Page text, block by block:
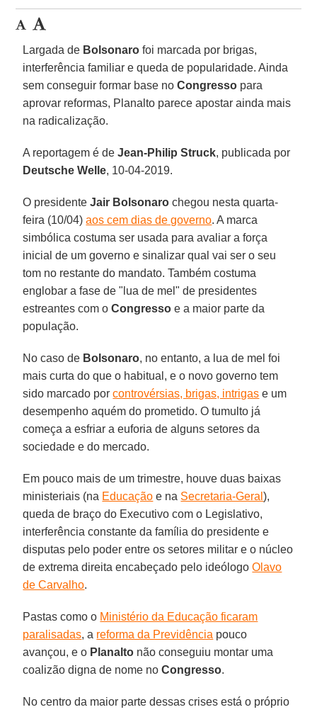
Largada de Bolsonaro foi marcada por brigas,
interferência familiar e queda de popularidade. Ainda
sem conseguir formar base noCongresso para
aprovar reformas, Planalto parece apostar ainda mais
na radicalização.
A reportagem é deJean-Philip Struck, publicada por
Deutsche Welle, 10-04-2019.
O presidenteJair Bolsonaro chegou nesta quarta-
feira (10/04)aos cem dias de governo. A marca
simbólica costuma ser usada para avaliar a força
inicial de um governo e sinalizar qual vai ser o seu
tom no restante do mandato. Também costuma
englobar a fase de "lua de mel" de presidentes
estreantes com o Congresso e a maior parte da
população.
No caso de Bolsonaro, no entanto, a lua de mel foi
mais curta do que o habitual, e o novo governo tem
sido marcado porcontrovérsias, brigas, intrigas e um
desempenho aquém do prometido. O tumulto já
começa a esfriar a euforia de alguns setores da
sociedade e do mercado.
Em pouco mais de um trimestre, houve duas baixas
ministeriais (na Educação e na Secretaria-Geral),
queda de braço do Executivo com o Legislativo,
interferência constante da família do presidente e
disputas pelo poder entre os setores militar e o núcleo
de extrema direita encabeçado pelo ideólogoOlavo
de Carvalho.
Pastas como o Ministério da Educação ficaram
paralisadas, a reforma da Previdência pouco
avançou, e o Planalto não conseguiu montar uma
coalizão digna de nome noCongresso.
No centro da maior parte dessas crises está o próprio